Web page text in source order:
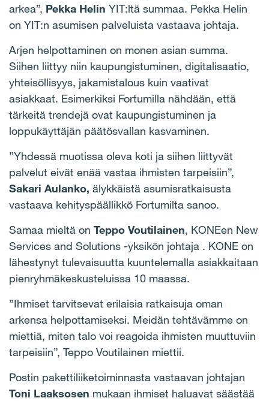
arkea”, Pekka Helin YIT:ltä summaa. Pekka Helin
on YIT:n asumisen palveluista vastaava johtaja.
Arjen helpottaminen on monen asian summa.
Siihen liittyy niin kaupungistuminen, digitalisaatio,
yhteisöllisyys, jakamistalous kuin vaativat
asiakkaat. Esimerkiksi Fortumilla nähdään, että
tärkeitä trendejä ovat kaupungistuminen ja
loppukäyttäjän päätösvallan kasvaminen.
”Yhdessä muotissa oleva koti ja siihen liittyvät
palvelut eivät enää vastaa ihmisten tarpeisiin”,
Sakari Aulanko, älykkäistä asumisratkaisusta
vastaava kehityspäällikkö Fortumilta sanoo.
Samaa mieltä on Teppo Voutilainen, KONEen New
Services and Solutions -yksikön johtaja . KONE on
lähestynyt tulevaisuutta kuuntelemalla asiakkaitaan
pienryhmäkeskusteluissa 10 maassa.
”Ihmiset tarvitsevat erilaisia ratkaisuja oman
arkensa helpottamiseksi. Meidän tehtävämme on
miettiä, miten talo voi reagoida ihmisten muuttuviin
tarpeisiin”, Teppo Voutilainen miettii.
Postin pakettiliiketoiminnasta vastaavan johtajan
Toni Laaksosen mukaan ihmiset haluavat säästää